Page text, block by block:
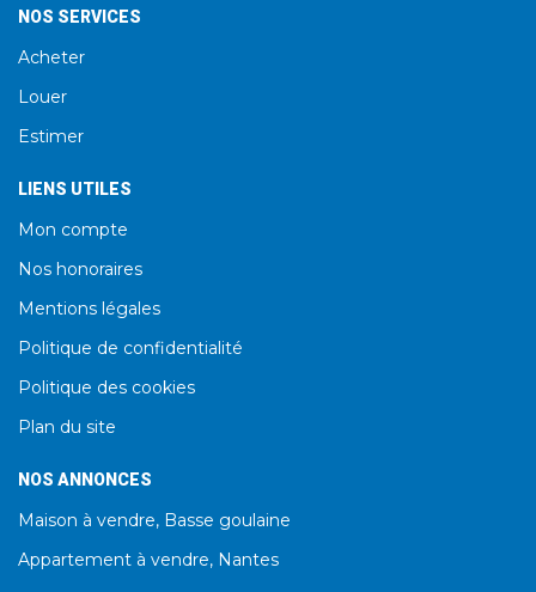
NOS SERVICES
Acheter
Louer
Estimer
LIENS UTILES
Mon compte
Nos honoraires
Mentions légales
Politique de confidentialité
Politique des cookies
Plan du site
NOS ANNONCES
Maison à vendre, Basse goulaine
Appartement à vendre, Nantes